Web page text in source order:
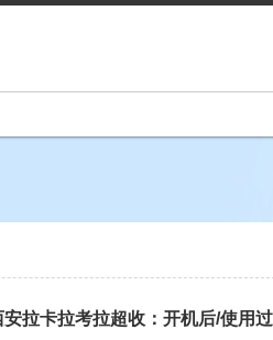
安拉卡拉考拉超收：开机后/使用